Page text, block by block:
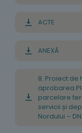
ACTE
ANEXĂ
8. Proiect de
aprobarea
parcelare
servicii și
Nordului –